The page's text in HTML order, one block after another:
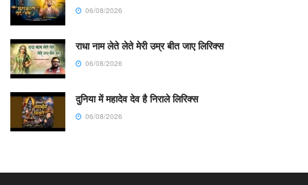
06/08/2026
राधा नाम लेते लेते मेरी उम्र बीत जाए लिरिक्स
06/08/2026
दुनिया में महादेव देव है निराले लिरिक्स
06/08/2026